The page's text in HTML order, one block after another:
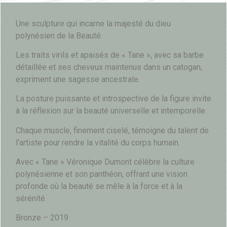
Une sculpture qui incarne la majesté du dieu
polynésien de la Beauté.
Les traits virils et apaisés de « Tane », avec sa barbe
détaillée et ses cheveux maintenus dans un catogan,
expriment une sagesse ancestrale.
La posture puissante et introspective de la figure invite
à la réflexion sur la beauté universelle et intemporelle.
Chaque muscle, finement ciselé, témoigne du talent de
l’artiste pour rendre la vitalité du corps humain.
Avec « Tane » Véronique Dumont célèbre la culture
polynésienne et son panthéon, offrant une vision
profonde où la beauté se mêle à la force et à la
sérénité.
Bronze – 2019